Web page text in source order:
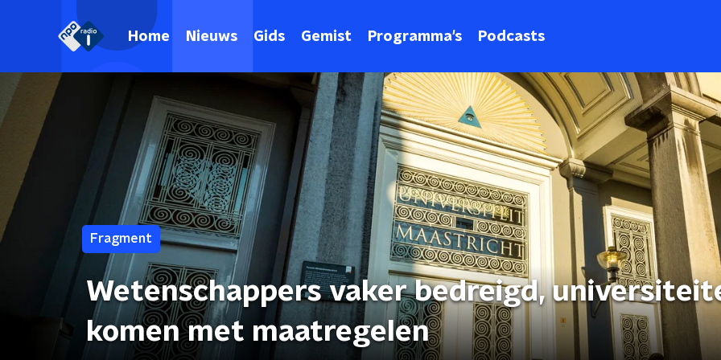
Home Nieuws Gids Gemist Programma's Podcasts
Fragment
Wetenschappers vaker bedreigd,
komen met maatregelen